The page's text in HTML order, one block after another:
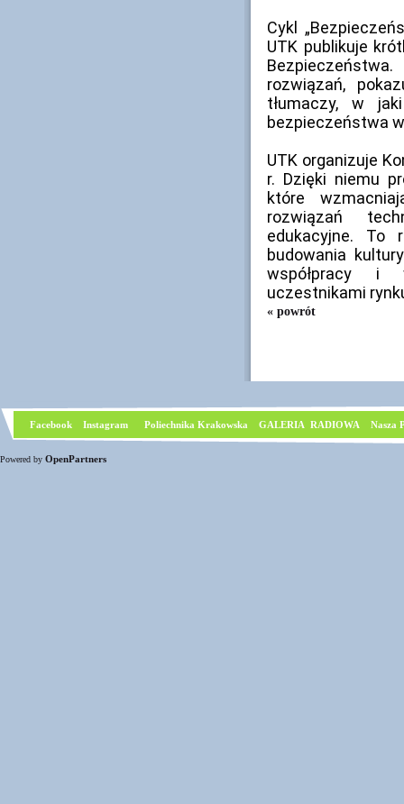
Cykl
UTK publikuje
rozwiązań,
tłumaczy, w
bezpieczeństwa
UTK organizuje
r. Dzięki niemu
które
rozwiązań
edukacyjne. To
budowania
współpracy i
uczestnikami
« powrót
Facebook Instagram Poliechnika Krakowska GALERIA RADIOWA Nasza
Powered by OpenPartners